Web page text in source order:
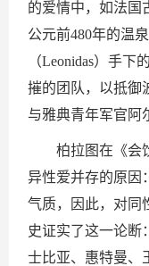
的爱情中，如法国
公元前480年的温
（Leonidas）手
摧的团队，以抵御
与雅典青年军官阿
柏拉图在《会
异性爱并存的原因
气质，因此，对同
史证实了这一论断
士比亚、惠特曼、